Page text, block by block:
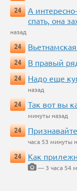
24
А
спать, она
назад
24
24
В правый
24
Надо еще
назад
24
Так вот вы
минуты назад
24
часа 53 минуты
24
Как
— 3 часа 54